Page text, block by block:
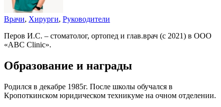
Врачи, Хирурги, Руководители
Перов И.С. – стоматолог, ортопед и глав.врач (с 2021) в ООО
«ABC Clinic».
Образование и награды
Родился в декабре 1985г. После школы обучался в
Кропоткинском юридическом техникуме на очном отделении.